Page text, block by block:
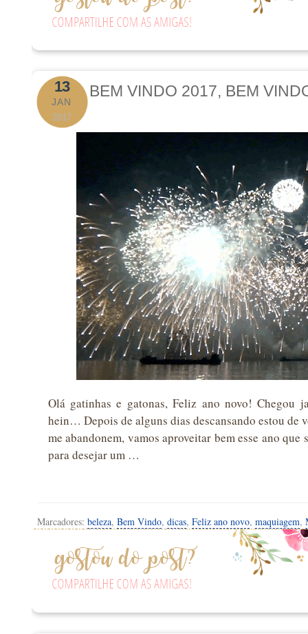
13
JAN
2017
BEM VINDO 2017, BEM
Olá gatinhas e gatonas, Feliz ano novo!
hein… Depois de alguns dias descansando estou de
me abandonem, vamos aproveitar bem esse ano
para desejar um …
Marcadores: beleza, Bem Vindo, dicas, Feliz ano novo, maquiagem,